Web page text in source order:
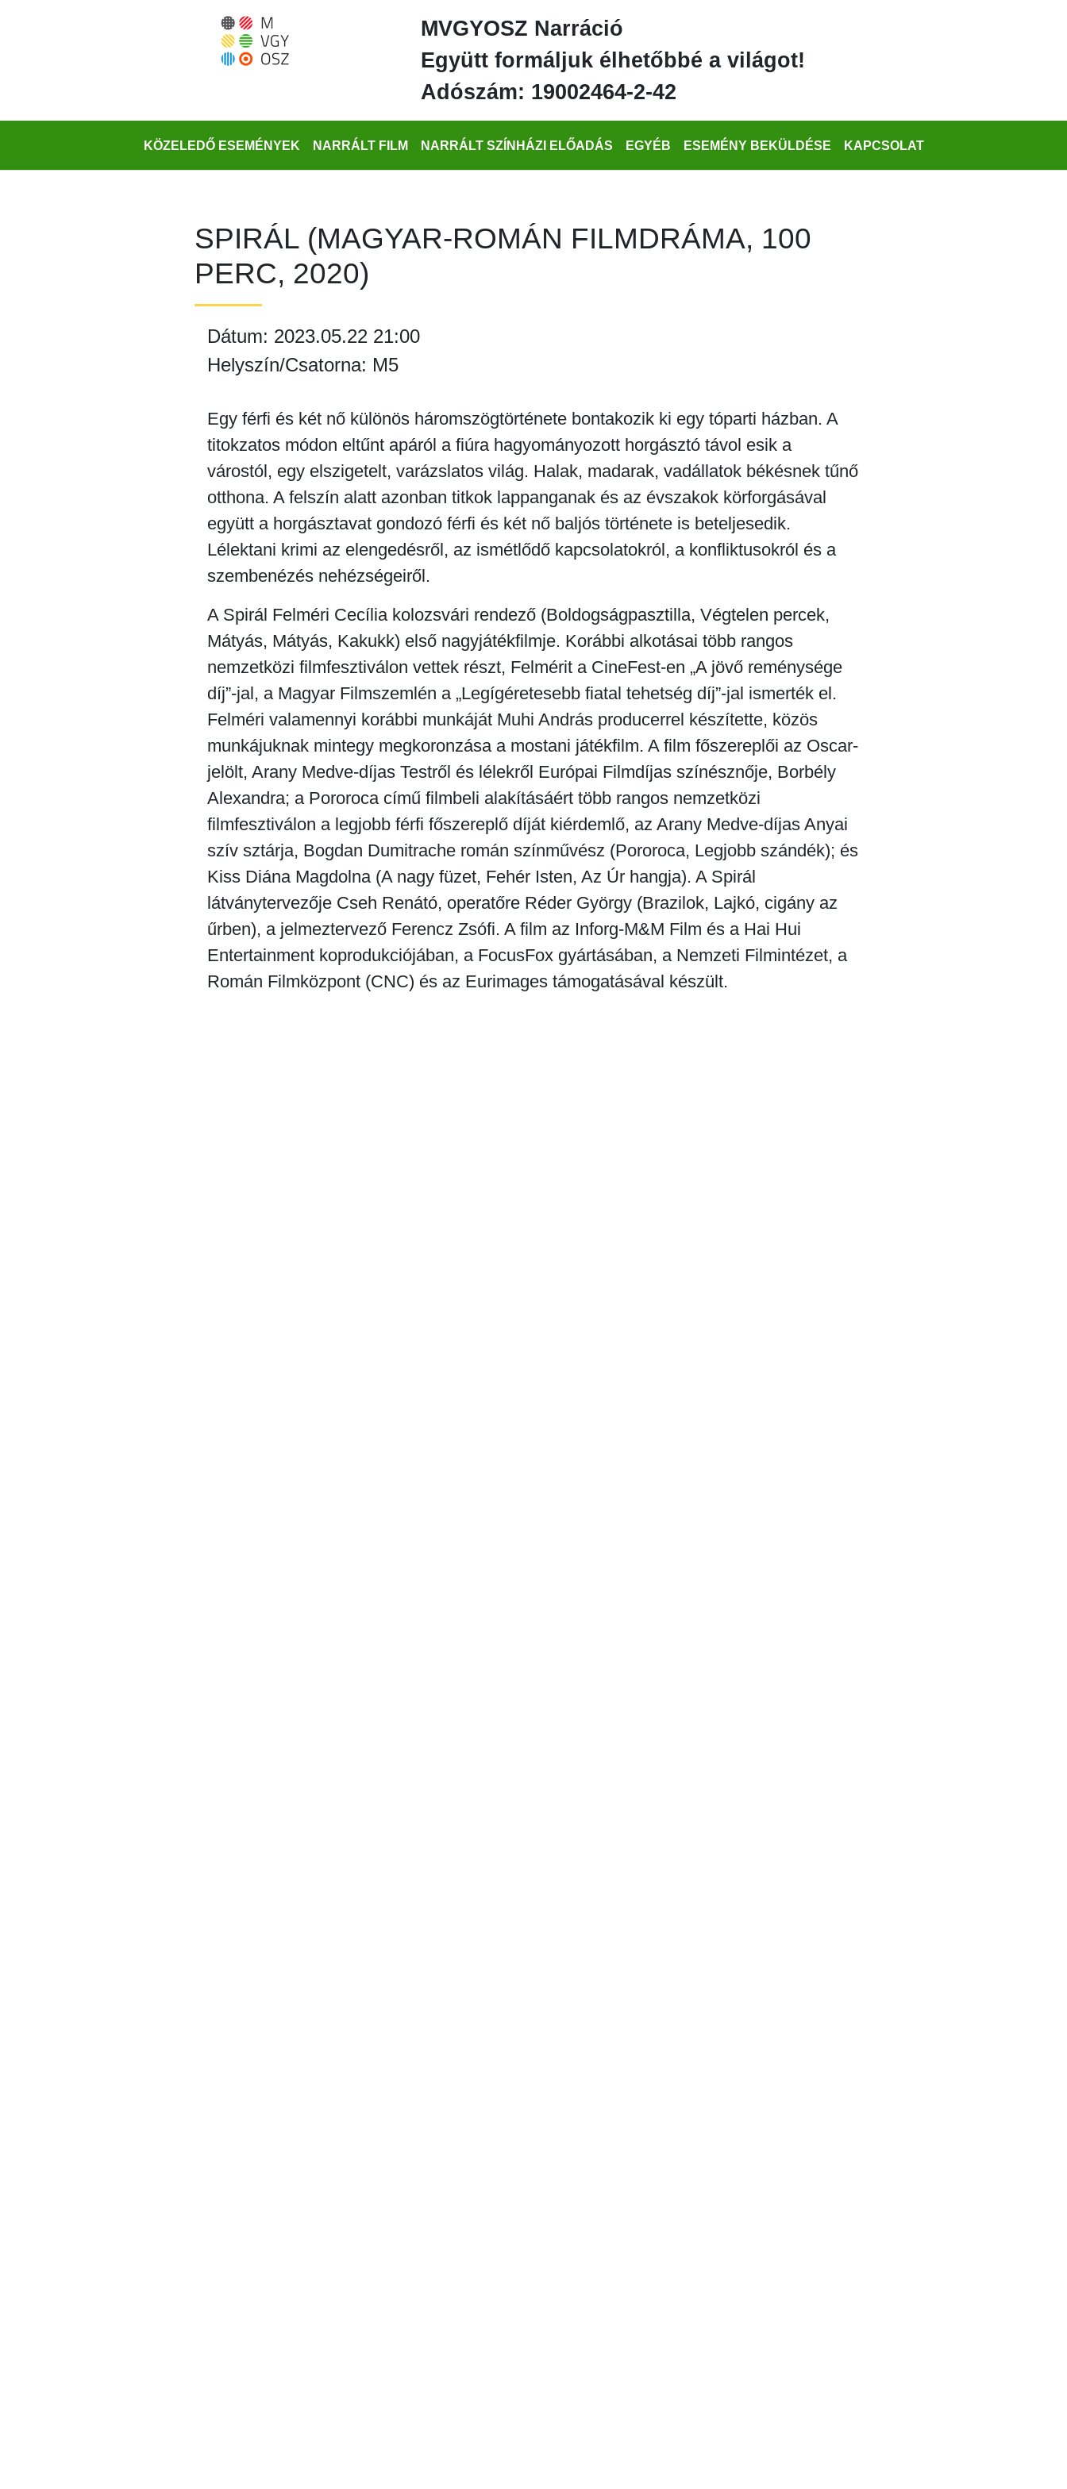
MVGYOSZ Narráció
Együtt formáljuk élhetőbbé a világot!
Adószám: 19002464-2-42
KÖZELEDŐ ESEMÉNYEK NARRÁLT FILM NARRÁLT SZÍNHÁZI ELŐADÁS EGYÉB ESEMÉNY BEKÜLDÉSE KAPCSOLAT
SPIRÁL (MAGYAR-ROMÁN FILMDRÁMA, 100
PERC, 2020)
Dátum: 2023.05.22 21:00
Helyszín/Csatorna: M5
Egy férfi és két nő különös háromszögtörténete bontakozik ki egy tóparti házban. A
titokzatos módon eltűnt apáról a fiúra hagyományozott horgásztó távol esik a
várostól, egy elszigetelt, varázslatos világ. Halak, madarak, vadállatok békésnek tűnő
otthona. A felszín alatt azonban titkok lappanganak és az évszakok körforgásával
együtt a horgásztavat gondozó férfi és két nő baljós története is beteljesedik.
Lélektani krimi az elengedésről, az ismétlődő kapcsolatokról, a konfliktusokról és a
szembenézés nehézségeiről.
A Spirál Felméri Cecília kolozsvári rendező (Boldogságpasztilla, Végtelen percek,
Mátyás, Mátyás, Kakukk) első nagyjátékfilmje. Korábbi alkotásai több rangos
nemzetközi filmfesztiválon vettek részt, Felmérit a CineFest-en „A jövő reménysége
díj”-jal, a Magyar Filmszemlén a „Legígéretesebb fiatal tehetség díj”-jal ismerték el.
Felméri valamennyi korábbi munkáját Muhi András producerrel készítette, közös
munkájuknak mintegy megkoronzása a mostani játékfilm. A film főszereplői az Oscar-
jelölt, Arany Medve-díjas Testről és lélekről Európai Filmdíjas színésznője, Borbély
Alexandra; a Pororoca című filmbeli alakításáért több rangos nemzetközi
filmfesztiválon a legjobb férfi főszereplő díját kiérdemlő, az Arany Medve-díjas Anyai
szív sztárja, Bogdan Dumitrache román színművész (Pororoca, Legjobb szándék); és
Kiss Diána Magdolna (A nagy füzet, Fehér Isten, Az Úr hangja). A Spirál
látványtervezője Cseh Renátó, operatőre Réder György (Brazilok, Lajkó, cigány az
űrben), a jelmeztervező Ferencz Zsófi. A film az Inforg-M&M Film és a Hai Hui
Entertainment koprodukciójában, a FocusFox gyártásában, a Nemzeti Filmintézet, a
Román Filmközpont (CNC) és az Eurimages támogatásával készült.